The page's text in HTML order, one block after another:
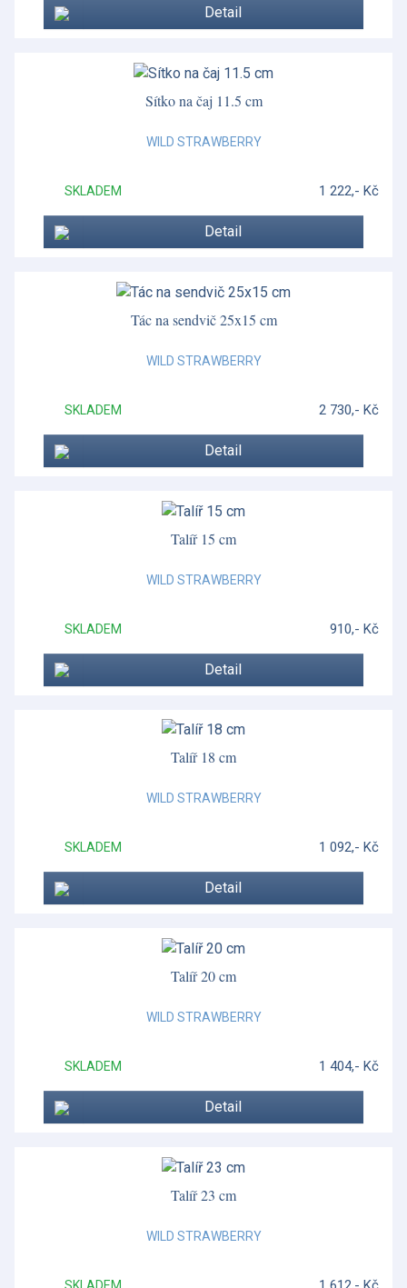
Detail
Sítko na čaj 11.5 cm
WILD STRAWBERRY
SKLADEM 1 222,- Kč
Detail
Tác na sendvič 25x15 cm
WILD STRAWBERRY
SKLADEM 2 730,- Kč
Detail
Talíř 15 cm
WILD STRAWBERRY
SKLADEM 910,- Kč
Detail
Talíř 18 cm
WILD STRAWBERRY
SKLADEM 1 092,- Kč
Detail
Talíř 20 cm
WILD STRAWBERRY
SKLADEM 1 404,- Kč
Detail
Talíř 23 cm
WILD STRAWBERRY